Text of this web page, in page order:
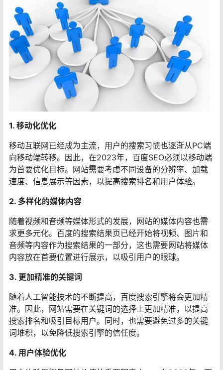
1. 移动化优化
移动互联网已经成为主流，用户的搜索习惯也逐渐从PC端
向移动端转移。因此，在2023年，百度SEO必须以移动端
为首要优化目标。网站需要考虑不同设备的分辨率、加载
速度、信息展示等因素，以提高搜索排名和用户体验。
2. 多样化的媒体内容
随着视频和音频等媒体形式的发展，网站的媒体内容也需
求更多元化。百度的搜索结果页已经开始将视频、图片和
音频等内容作为搜索结果的一部分，这也需要网站将媒体
内容放在首要位置进行展示，以吸引用户的眼球。
3. 更加精准的关键词
随着人工智能技术的不断提高，百度搜索引擎将会更加精
准。因此，网站需要在关键词的选择上更加精准，以提高
搜索排名和吸引目标用户。同时，也需要避免过多的关键
词堆积，以免降低搜索引擎的信任度。
4. 用户体验优化